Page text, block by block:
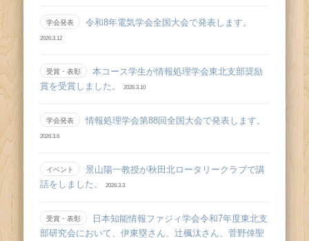
学会発表 令和8年電気学会全国大会で発表します。
2026.3.12
受賞・表彰
本コース学生が情報処理学会東北支部奨励
賞を受賞しました。
2026.3.10
学会発表 情報処理学会第88回全国大会で発表します。
2026.3.6
イベント
景山陽一教授が秋田北ロータリークラブで講
話をしました。
2026.3.3
受賞・表彰
日本知能情報ファジィ学会令和7年度東北支
部研究会において、伊東塁さん、辻󠄀楓汰さん、菅野倖聖